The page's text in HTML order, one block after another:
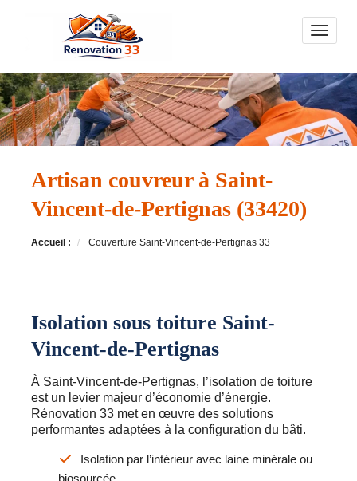
Toggle
Artisan couvreur à Saint-
Vincent-de-Pertignas (33420)
Accueil : Couverture Saint-Vincent-de-Pertignas 33
Isolation sous toiture Saint-
Vincent-de-Pertignas
À Saint-Vincent-de-Pertignas, l’isolation de toiture
est un levier majeur d’économie d’énergie.
Rénovation 33 met en œuvre des solutions
performantes adaptées à la configuration du bâti.
Isolation par l’intérieur avec laine minérale ou
biosourcée